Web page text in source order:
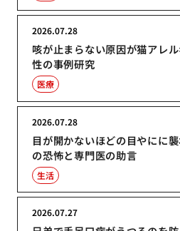
咳が止まらない原因が猫アレ
性の事例研究
2026.07.28
医療
目が開かないほどの目やにに
の恐怖と専門医の助言
2026.07.28
生活
2026.07.27